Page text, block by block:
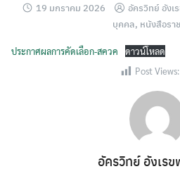
19 มกราคม 2026 อัครวิทย์ อังเ
บุคคล, หนังสือรา
ประกาศผลการคัดเลือก-สควค
ดาวน์โหลด
Post Views:
อัครวิทย์ อังเร